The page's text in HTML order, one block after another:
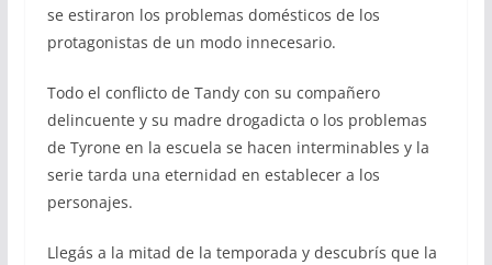
se estiraron los problemas domésticos de los
protagonistas de un modo innecesario.
Todo el conflicto de Tandy con su compañero
delincuente y su madre drogadicta o los problemas
de Tyrone en la escuela se hacen interminables y la
serie tarda una eternidad en establecer a los
personajes.
Llegás a la mitad de la temporada y descubrís que la